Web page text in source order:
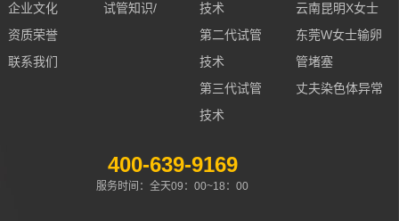
企业文化
资质荣誉
联系我们
试管知识/
技术
第二代试管
技术
第三代试管
技术
云南昆明X女士
东莞W女士输卵
管堵塞
丈夫染色体异常
400-639-9169
服务时间：全天09：00~18：00